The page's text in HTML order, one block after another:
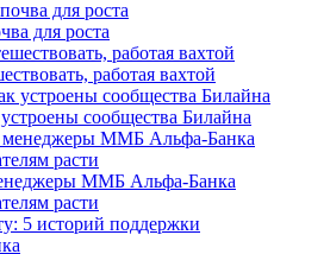
для роста
работая вахтой
сообщества Билайна
ММБ Альфа-Банка
расти